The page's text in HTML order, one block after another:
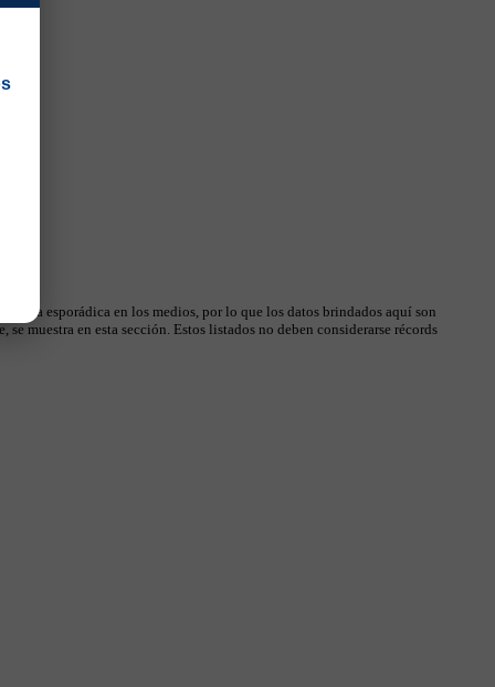
esporádica en los medios, por lo que los datos brindados aquí son
muestra en esta sección. Estos listados no deben considerarse récords